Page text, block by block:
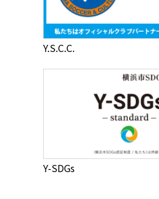
Y.S.C.C.
Y-SDGs